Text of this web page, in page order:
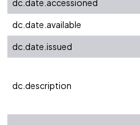
dc.date.accessioned
dc.date.available
dc.date.issued
dc.description